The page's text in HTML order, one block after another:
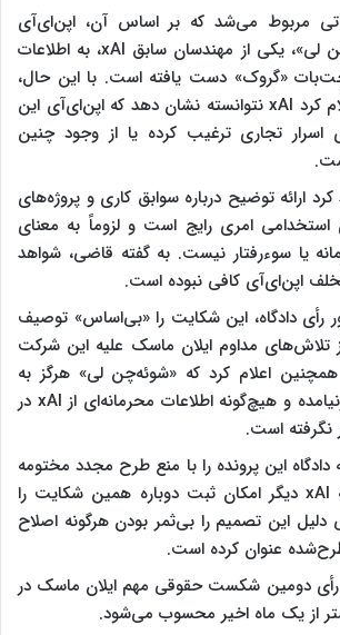
مربوط می‌شد که بر اساس آن، اپن‌ای‌آی
هنگام جذب «شوئه‌چن لی»، یکی از مهندسان سابق xAI، به اطلاعات
«گروک» دست یافته است. با این حال،
قاضی «ریتا لین» اعلام کرد xAI نتوانسته نشان دهد که اپن‌ای‌آی این
تجاری ترغیب کرده یا از وجود چنین
ارائه توضیح درباره سوابق کاری و پروژه‌های
استخدامی امری رایج است و لزوماً به معنای
یا سوءرفتار نیست. به گفته قاضی، شواهد
تخلف اپن‌ای‌آی کافی نبوده است.
دادگاه، این شکایت را «بی‌اساس» توصیف
تلاش‌های مداوم ایلان ماسک علیه این شرکت
اعلام کرد که «شوئه‌چن لی» هرگز به
استخدام اپن‌ای‌آی درنیامده و هیچ‌گونه اطلاعات محرمانه‌ای از xAI در
نگرفته است.
این پرونده را با منع طرح مجدد مختومه
کرده؛ به این معنا که xAI دیگر امکان ثبت دوباره همین شکایت را
این تصمیم را بی‌ثمر بودن هرگونه اصلاح
عنوان کرده است.
رأی دومین شکست حقوقی مهم ایلان ماسک در
از یک ماه اخیر محسوب می‌شود.